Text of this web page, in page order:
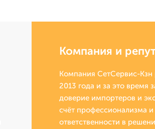
Компания и
Компания СетСервис-Кзн
2013 года и за это время
доверие импортеров и
счёт профессионализма и
ответственности в